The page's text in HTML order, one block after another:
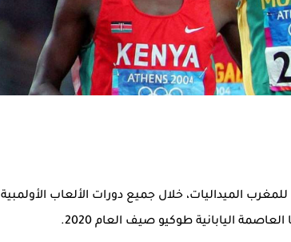
الميداليات، خلال جميع دورات الألعاب الأولمبية